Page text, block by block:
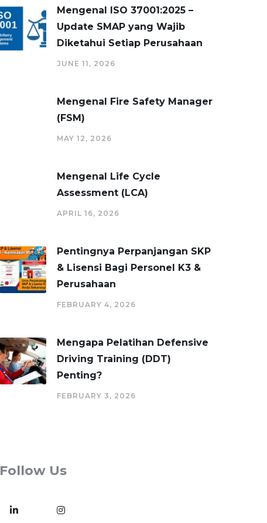
Mengenal ISO 37001:2025 –
Update SMAP yang Wajib
Diketahui Setiap Perusahaan
JUNE 11, 2026
Mengenal Fire Safety Manager
(FSM)
MAY 12, 2026
Mengenal Life Cycle
Assessment (LCA)
APRIL 16, 2026
Pentingnya Perpanjangan SKP
& Lisensi Bagi Personel K3 &
Perusahaan
FEBRUARY 4, 2026
Mengapa Pelatihan Defensive
Driving Training (DDT)
Penting?
FEBRUARY 3, 2026
Follow Us